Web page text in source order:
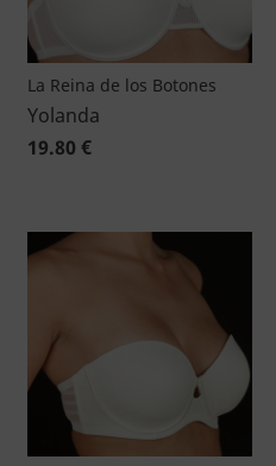
La Reina de los Botones
Yolanda
19.80 €